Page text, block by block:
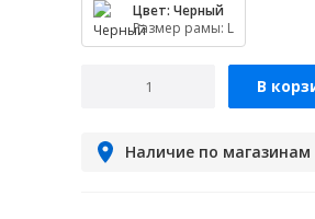
Цвет: Черный
Размер рамы: L
В
Наличие по магазинам